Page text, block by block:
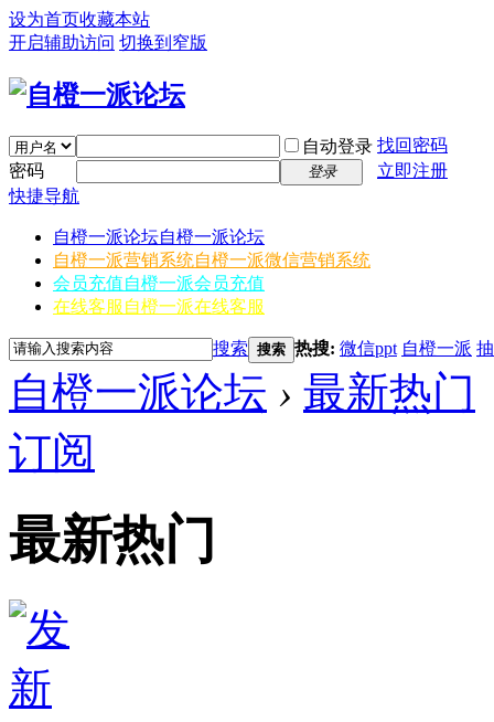
设为首页收藏本站
开启辅助访问 切换到窄版
自动登录 找回密码
密码
登录
立即注册
快捷导航
自橙一派论坛自橙一派论坛
自橙一派营销系统自橙一派微信营销系统
会员充值自橙一派会员充值
在线客服 自橙一派在线客服
搜索 搜索 热搜: 微信ppt 自橙一派
自橙一派论坛 › 最新热门
订阅
最新热门